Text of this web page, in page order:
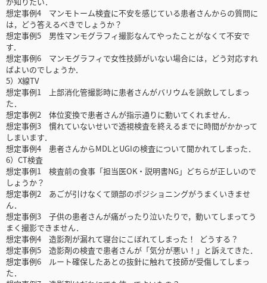
想定事例4 マンモトーム検査に不安を感じている患者さんからの質問に
は，どう答えるべきでしょうか？
想定事例5 男性マンモグラフィ撮影なんてやったことがなくて不安で
す．
想定事例6 マンモグラフィで女性技師がいない場合には，どう対応すれ
ばよいのでしょうか．
5）X線TV
想定事例1 上部消化管撮影時に患者さんがバリウムを誤飲してしまっ
た．
想定事例2 体位変換で患者さんが指示通りに動いてくれません．
想定事例3 慣れていないせいで透視検査を終えるまでに時間がかかって
しまいます．
想定事例4 患者さんからMDLとUGIの検査について聞かれてしまった．
6）CT検査
想定事例1 検査前の食事「担当医OK・説明書NG」どちらが正しいので
しょうか？
想定事例2 あごが引けなくて頭部のポジショニングがうまくいきませ
ん．
想定事例3 子供の患者さんが痛がったり泣いたりで，動いてしまってう
まく撮影できません．
想定事例4 造影剤が漏れて寝台にこぼれてしまった！ どうする？
想定事例5 造影剤の検査で患者さんが「気分が悪い！」と訴えてきた．
想定事例6 ルート確保したあとの抜針に触れて技師が受傷してしまっ
た．